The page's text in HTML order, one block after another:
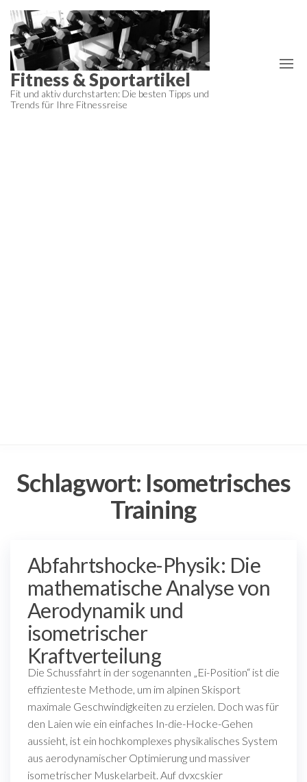
Zum
Inhalt
springen
Fitness & Sportartikel
Fit und aktiv durchstarten: Die besten Tipps und
Trends für Ihre Fitnessreise
Schlagwort: Isometrisches
Training
Abfahrtshocke-Physik: Die
mathematische Analyse von
Aerodynamik und
isometrischer
Kraftverteilung
Die Schussfahrt in der sogenannten „Ei-Position“ ist die
effizienteste Methode, um im alpinen Skisport
maximale Geschwindigkeiten zu erzielen. Doch was für
den Laien wie ein einfaches In-die-Hocke-Gehen
aussieht, ist ein hochkomplexes physikalisches System
aus aerodynamischer Optimierung und massiver
isometrischer Muskelarbeit. Auf dvxcskier